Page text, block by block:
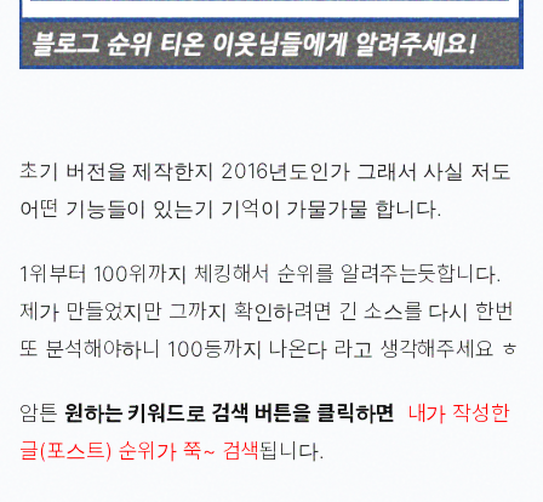
초기 버전을 제작한지 2016년도인가 그래서 사실 저도
어떤 기능들이 있는기 기억이 가물가물 합니다.
1위부터 100위까지 체킹해서 순위를 알려주는듯합니다.
제가 만들었지만 그까지 확인하려면 긴 소스를 다시 한번
또 분석해야하니 100등까지 나온다 라고 생각해주세요 ㅎ
암튼 원하는 키워드로 검색 버튼을 클릭하면 내가 작성한
글(포스트) 순위가 쭉~ 검색됩니다.